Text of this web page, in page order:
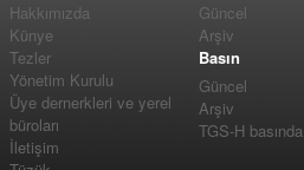
Hakkımızda
Künye
Tezler
Yönetim Kurulu
Üye dernerkleri ve yerel
büroları
İletişim
Güncel
Arşiv
Basın
Güncel
Arşiv
TGS-H basında